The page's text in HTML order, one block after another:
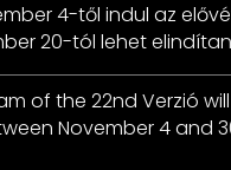
4-től indul az
20-tól lehet
of the 22nd Verzió
November 4 and